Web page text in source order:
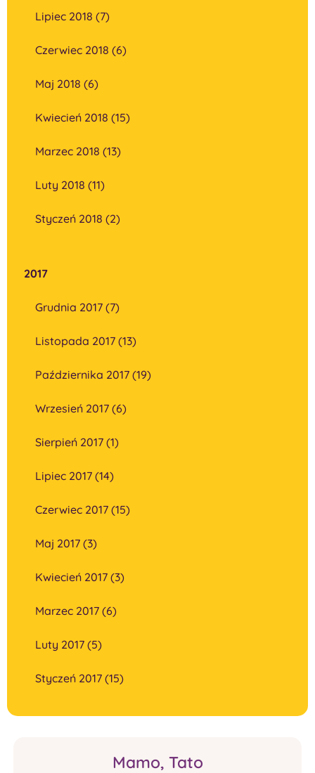
Lipiec 2018 (7)
Czerwiec 2018 (6)
Maj 2018 (6)
Kwiecień 2018 (15)
Marzec 2018 (13)
Luty 2018 (11)
Styczeń 2018 (2)
2017
Grudnia 2017 (7)
Listopada 2017 (13)
Października 2017 (19)
Wrzesień 2017 (6)
Sierpień 2017 (1)
Lipiec 2017 (14)
Czerwiec 2017 (15)
Maj 2017 (3)
Kwiecień 2017 (3)
Marzec 2017 (6)
Luty 2017 (5)
Styczeń 2017 (15)
Mamo, Tato